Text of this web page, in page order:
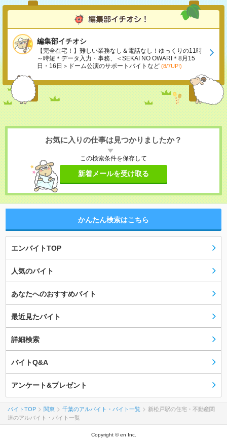
編集部イチオシ
【完全在宅！】難しい業務なし＆電話なし！ゆっくりの11時
～時短＊データ入力・事務、＜SEKAI NO OWARI＊8月15
日・16日＞ドーム公演のサポートバイトなど (8/7UP!)
お気に入りの仕事は見つかりましたか？
この検索条件を保存して
新着メールを受け取る
かんたん検索はこちら
エンバイトTOP
人気のバイト
あなたへのおすすめバイト
最近見たバイト
詳細検索
バイトQ&A
アンケート&プレゼント
バイトTOP 関東 千葉のアルバイト・バイト一覧
新松戸駅の住宅・不動産関
連のアルバイト・バイト一覧
Copyright © en Inc.